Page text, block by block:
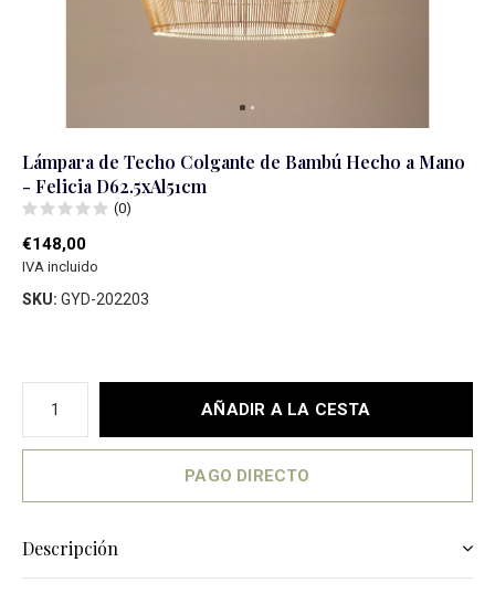
Lámpara de Techo Colgante de Bambú Hecho a Mano
- Felicia D62.5xAl51cm
(0)
€148,00
IVA incluido
SKU: GYD-202203
AÑADIR A LA CESTA
PAGO DIRECTO
Descripción